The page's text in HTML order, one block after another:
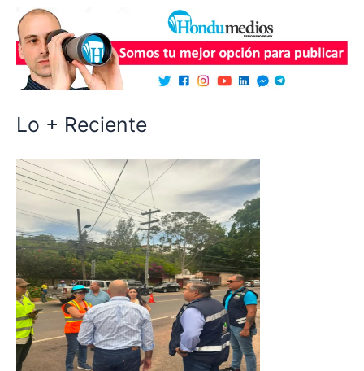
Lo + Reciente